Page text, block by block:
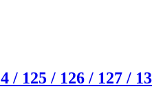
125 / 126 / 127 /